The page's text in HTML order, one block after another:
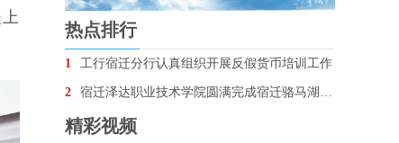
热点排行
1 工行宿迁分行认真组织开展反假货币培训工作
2 宿迁泽达职业技术学院圆满完成宿迁骆马湖•银河左岸音乐节安保任务
精彩视频